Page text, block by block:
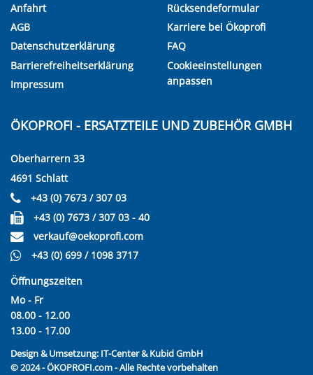
Anfahrt
AGB
Datenschutzerklärung
Barrierefreiheitserklärung
Impressum
Rücksendeformular
Karriere bei Ökoprofi
FAQ
Cookieeinstellungen
anpassen
ÖKOPROFI - ERSATZTEILE UND ZUBEHÖR GMBH
Oberharrern 33
4691 Schlatt
+43 (0) 7673 / 307 03
+43 (0) 7673 / 307 03 - 40
verkauf@oekoprofi.com
+43 (0) 699 / 1098 3717
Öffnungszeiten
Mo - Fr
08.00 - 12.00
13.00 - 17.00
Design & Umsetzung: IT-Center & Kubid GmbH
© 2024 - ÖKOPROFI.com - Alle Rechte vorbehalten